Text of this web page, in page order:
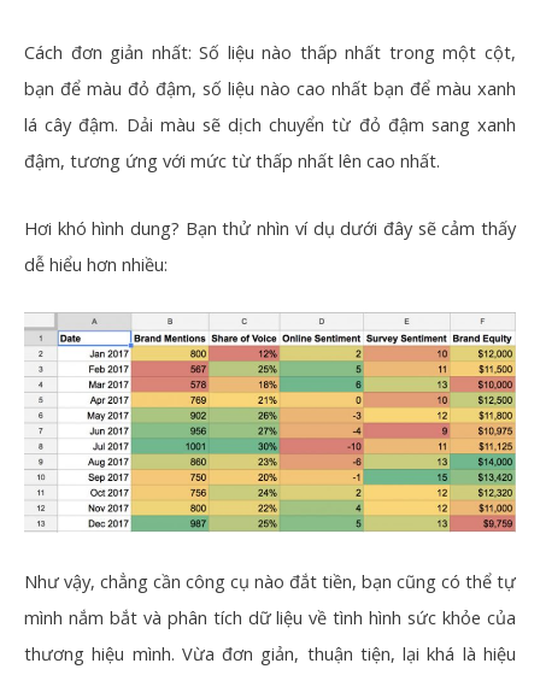
Cách đơn giản nhất: Số liệu nào thấp nhất trong một cột,
bạn để màu đỏ đậm, số liệu nào cao nhất bạn để màu xanh
lá cây đậm. Dải màu sẽ dịch chuyển từ đỏ đậm sang xanh
đậm, tương ứng với mức từ thấp nhất lên cao nhất.
Hơi khó hình dung? Bạn thử nhìn ví dụ dưới đây sẽ cảm thấy
dễ hiểu hơn nhiều:
Như vậy, chẳng cần công cụ nào đắt tiền, bạn cũng có thể tự
mình nắm bắt và phân tích dữ liệu về tình hình sức khỏe của
thương hiệu mình. Vừa đơn giản, thuận tiện, lại khá là hiệu